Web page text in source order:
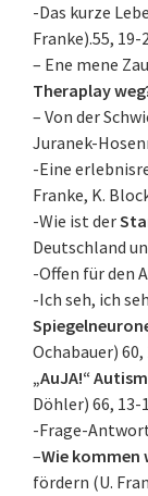
-Das kurze
Franke).55, 19-
– Ene mene
Theraplay
– Von der
Juranek-
-Eine
Franke, K.
-Wie ist der
Deutschland
-Offen für den
-Ich seh, ich
Ochabauer) 60,
„AuJA!“
Döhler) 66, 13-
-Frage-
–Wie kommen
fördern (U.